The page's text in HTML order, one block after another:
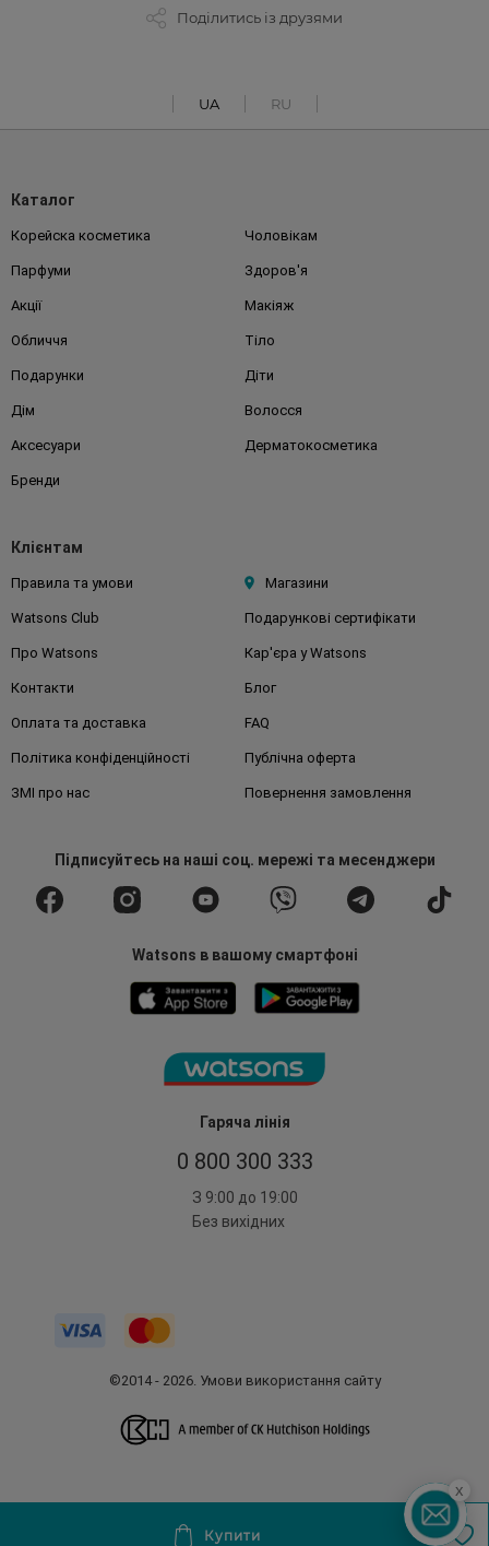
Поділитись із друзями
UA RU
Гаряча лінія
0 800 300 333
З 9:00 до 19:00
Без вихідних
Каталог
Корейска косметика Чоловікам
Парфуми Здоров'я
Акції Макіяж
Обличчя Тіло
Подарунки Діти
Дім Волосся
Аксесуари Дерматокосметика
Бренди
Клієнтам
Правила та умови Магазини
Watsons Club Подарункові сертифікати
Про Watsons Кар'єра у Watsons
Контакти Блог
Оплата та доставка FAQ
Політика конфіденційності Публічна оферта
ЗМІ про нас Повернення замовлення
Підписуйтесьна наші соц. мережі та месенджери
Watsons в вашому смартфоні
©2014 - 2026. Умови використання сайту
x